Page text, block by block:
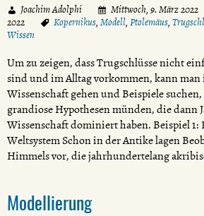
Joachim Adolphi Mittwoch, 9. März 2022
2022
Kopernikus, Modell, Ptolemäus,
Wissen
Um zu zeigen, dass Trugschlüsse nicht
sind und im Alltag vorkommen, kann
Wissenschaft gehen und Beispiele
grandiose Hypothesen münden, die dann
Wissenschaft dominiert haben. Beispiel 1:
Weltsystem Schon in der Antike lagen
Himmels vor, die jahrhundertelang
Modellierung